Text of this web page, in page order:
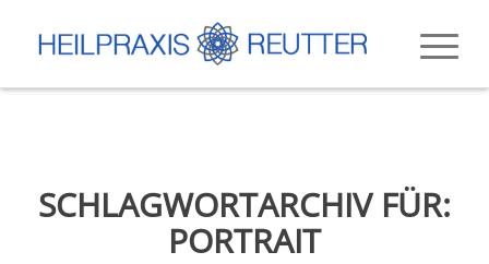
SCHLAGWORTARCHIV FÜR:
PORTRAIT